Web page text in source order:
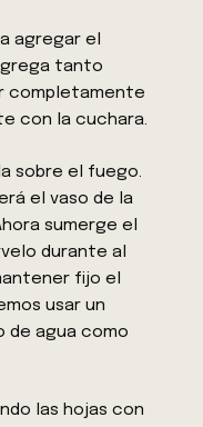
agregar el
tanto
completamente
con la cuchara.
sobre el fuego.
el vaso de la
sumerge el
durante al
fijo el
usar un
de agua como
las hojas con